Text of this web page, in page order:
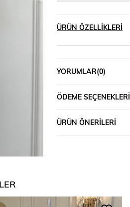
ÜRÜN ÖZELLIKLERI
YORUMLAR(0)
ÖDEME SEÇENEKLERI
ÜRÜN ÖNERILERI